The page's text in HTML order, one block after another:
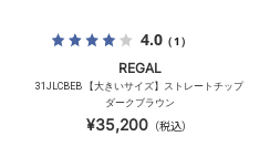
4.0（1）
REGAL
31JLCBEB 【大きいサイズ】ストレートチップ
ダークブラウン
¥35,200 （税込）